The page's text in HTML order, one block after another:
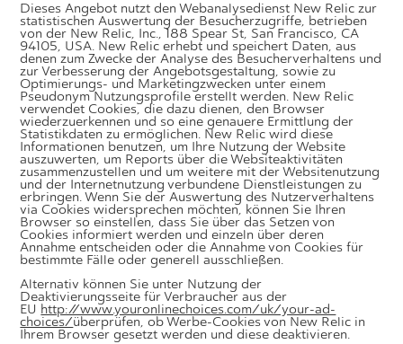
Dieses Angebot nutzt den Webanalysedienst New Relic zur
statistischen Auswertung der Besucherzugriffe, betrieben
von der New Relic, Inc., 188 Spear St, San Francisco, CA
94105, USA. New Relic erhebt und speichert Daten, aus
denen zum Zwecke der Analyse des Besucherverhaltens und
zur Verbesserung der Angebotsgestaltung, sowie zu
Optimierungs- und Marketingzwecken unter einem
Pseudonym Nutzungsprofile erstellt werden. New Relic
verwendet Cookies, die dazu dienen, den Browser
wiederzuerkennen und so eine genauere Ermittlung der
Statistikdaten zu ermöglichen. New Relic wird diese
Informationen benutzen, um Ihre Nutzung der Website
auszuwerten, um Reports über die Websiteaktivitäten
zusammenzustellen und um weitere mit der Websitenutzung
und der Internetnutzung verbundene Dienstleistungen zu
erbringen. Wenn Sie der Auswertung des Nutzerverhaltens
via Cookies widersprechen möchten, können Sie Ihren
Browser so einstellen, dass Sie über das Setzen von
Cookies informiert werden und einzeln über deren
Annahme entscheiden oder die Annahme von Cookies für
bestimmte Fälle oder generell ausschließen.
Alternativ können Sie unter Nutzung der
Deaktivierungsseite für Verbraucher aus der
EU http://www.youronlinechoices.com/uk/your-ad-
choices/überprüfen, ob Werbe-Cookies von New Relic in
Ihrem Browser gesetzt werden und diese deaktivieren.